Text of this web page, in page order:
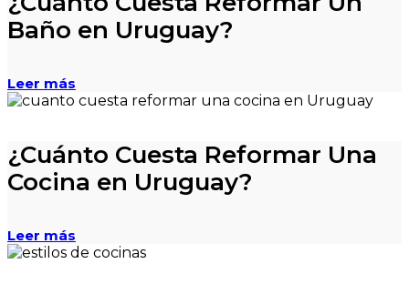
Baño en Uruguay?
Leer más
¿Cuánto Cuesta Reformar Una
Cocina en Uruguay?
Leer más